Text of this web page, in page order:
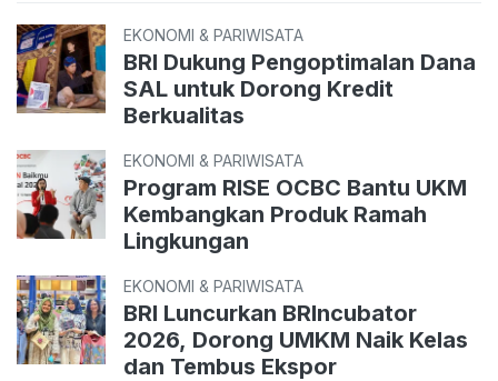
EKONOMI & PARIWISATA
BRI Dukung Pengoptimalan Dana
SAL untuk Dorong Kredit
Berkualitas
EKONOMI & PARIWISATA
Program RISE OCBC Bantu UKM
Kembangkan Produk Ramah
Lingkungan
EKONOMI & PARIWISATA
BRI Luncurkan BRIncubator
2026, Dorong UMKM Naik Kelas
dan Tembus Ekspor